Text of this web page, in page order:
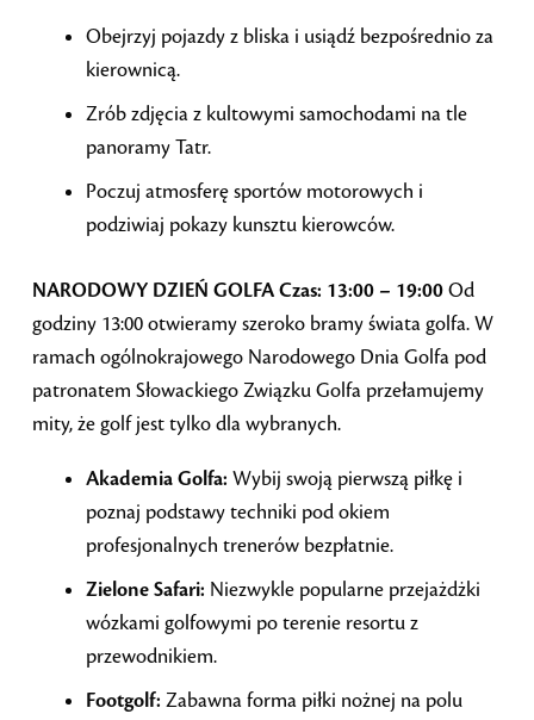
Obejrzyj pojazdy z bliska i usiądź bezpośrednio za
kierownicą.
Zrób zdjęcia z kultowymi samochodami na tle
panoramy Tatr.
Poczuj atmosferę sportów motorowych i
podziwiaj pokazy kunsztu kierowców.
NARODOWY DZIEŃ GOLFACzas: 13:00 – 19:00Od
godziny 13:00 otwieramy szeroko bramy świata golfa. W
ramach ogólnokrajowego Narodowego Dnia Golfa pod
patronatem Słowackiego Związku Golfa przełamujemy
mity, że golf jest tylko dla wybranych.
Akademia Golfa: Wybij swoją pierwszą piłkę i
poznaj podstawy techniki pod okiem
profesjonalnych trenerów bezpłatnie.
Zielone Safari: Niezwykle popularne przejażdżki
wózkami golfowymi po terenie resortu z
przewodnikiem.
Footgolf: Zabawna forma piłki nożnej na polu